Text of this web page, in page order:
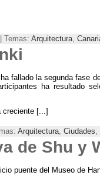
Temas: Arquitectura
fallado la segunda fase
ha resultado
creciente [...]
Arquitectura, Ciudades,
de Shu y
puente del Museo de